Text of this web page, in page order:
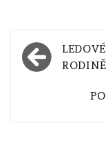
Navigace
pro
příspěvek
RODINĚ